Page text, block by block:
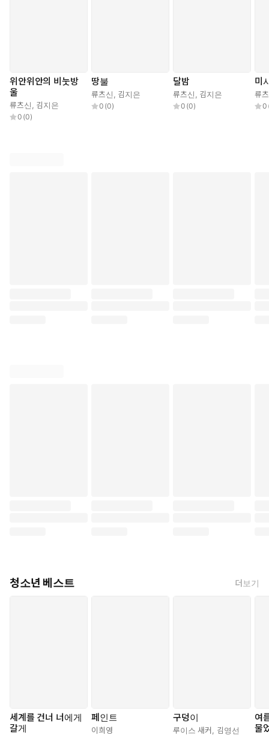
위안위안의 비눗방
울
류츠신 김지은
0 (0)
땅불
류츠신 김지은
0 (0)
달밤
류츠신 김지은
0 (0)
미
류
0
청소년 베스트 더보기
세계를 건너 너에게
갈게
페인트
이희영
구덩이
루이스 새커 김영선
여
물